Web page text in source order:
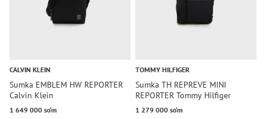
CALVIN KLEIN
Sumka EMBLEM HW REPORTER
Calvin Klein
1 649 000 so‘m
TOMMY HILFIGER
Sumka TH REPREVE MINI
REPORTER Tommy Hilfiger
1 279 000 so‘m